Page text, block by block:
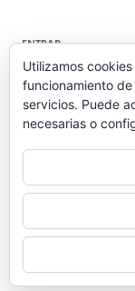
ENTRAR
Acceder
Feed de entradas
Feed de comentarios
WordPress.org
Funciona gracias a
Utilizamos
funcionamiento
servicios. Puede
necesarias o